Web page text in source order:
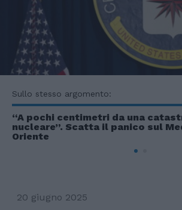
Sullo stesso argomento:
“A pochi centimetri da una
nucleare”. Scatta il panico sul
Oriente
20 giugno 2025